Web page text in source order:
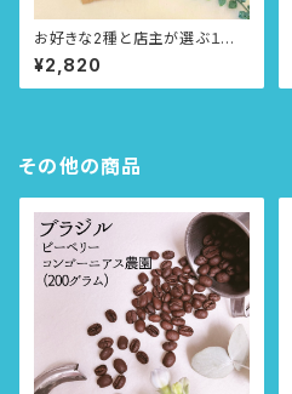
お好きな2種と店主が選ぶ１種
の珈琲 合計3種(300g)
¥2,820
その他の商品